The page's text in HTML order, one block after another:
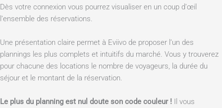
Dès votre connexion vous pourrez visualiser en un coup d’œil
l’ensemble des réservations.
Une présentation claire permet à Eviivo de proposer l’un des
plannings les plus complets et intuitifs du marché. Vous y trouverez
pour chacune des locations le nombre de voyageurs, la durée du
séjour et le montant de la réservation.
Le plus du planning est nul doute son code couleur ! Il vous